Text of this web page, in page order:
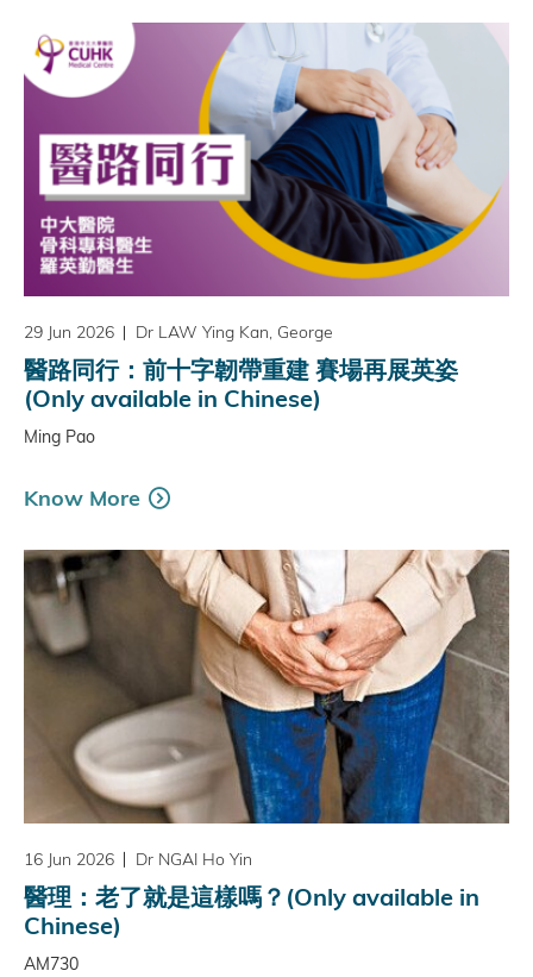
29 Jun 2026 Dr LAW Ying Kan, George
醫路同行：前十字韌帶重建 賽場再展英姿
(Only available in Chinese)
Ming Pao
Know More
16 Jun 2026 Dr NGAI Ho Yin
醫理：老了就是這樣嗎？(Only available in
Chinese)
AM730